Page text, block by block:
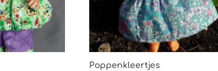
Poppenkleertjes